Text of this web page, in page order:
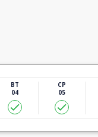
ВТ
04
СР
05